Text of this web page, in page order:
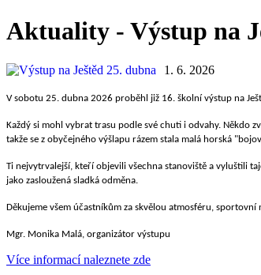
Aktuality - Výstup na
1. 6. 2026
V sobotu 25. dubna 2026 proběhl již 16. školní výstup na
Každý si mohl vybrat trasu podle své chuti i odvahy. Někdo
takže se z obyčejného výšlapu rázem stala malá horská
Ti nejvytrvalejší, kteří objevili všechna stanoviště a vyluštili
jako zasloužená sladká odměna.
Děkujeme všem účastníkům za skvělou atmosféru, sportovní
Mgr. Monika Malá, organizátor výstupu
Více informací naleznete zde